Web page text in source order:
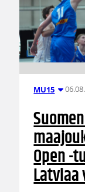
MU15
Open -
Latviaa